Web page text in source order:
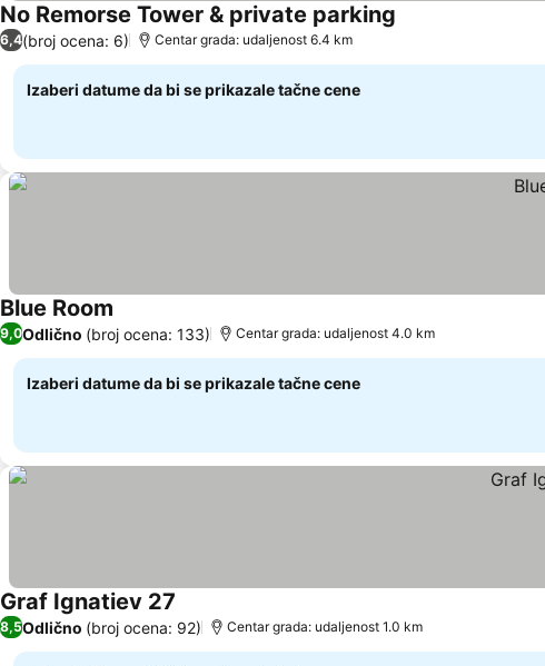
No Remorse Tower & private parking
6,4(broj ocena: 6) Centar grada: udaljenost 6.4 km
Izaberi datume da bi se prikazale tačne cene
Blue Room Pogledaj cene
9,0Odlično (broj ocena: 133) Centar grada: udaljenost 4.0 km
Izaberi datume da bi se prikazale tačne cene
Graf Ignatiev 27 Pogledaj cene
8,5Odlično (broj ocena: 92) Centar grada: udaljenost 1.0 km